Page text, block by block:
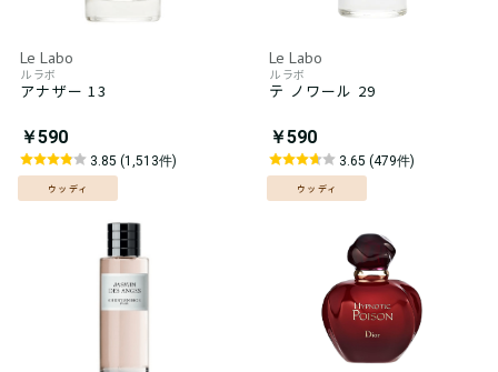
Le Labo
ル ラボ
アナザー 13
￥590
3.85 (1,513件)
ウッディ
Le Labo
ル ラボ
テ ノワール 29
￥590
3.65 (479件)
ウッディ